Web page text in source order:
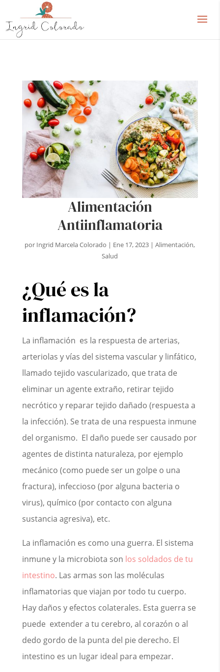
Alimentación
Antiinflamatoria
por Ingrid Marcela Colorado | Ene 17, 2023 |Alimentación,
Salud
¿Qué es la
inflamación?
La inflamación es la respuesta de arterias,
arteriolas y vías del sistema vascular y linfático,
llamado tejido vascularizado, que trata de
eliminar un agente extraño, retirar tejido
necrótico y reparar tejido dañado (respuesta a
la infección). Se trata de una respuesta inmune
del organismo. El daño puede ser causado por
agentes de distinta naturaleza, por ejemplo
mecánico (como puede ser un golpe o una
fractura), infeccioso (por alguna bacteria o
virus), químico (por contacto con alguna
sustancia agresiva), etc.
La inflamación es como una guerra. El sistema
inmune y la microbiota son los soldados de tu
intestino. Las armas son las moléculas
inflamatorias que viajan por todo tu cuerpo.
Hay daños y efectos colaterales. Esta guerra se
puede extender a tu cerebro, al corazón o al
dedo gordo de la punta del pie derecho. El
intestino es un lugar ideal para empezar.